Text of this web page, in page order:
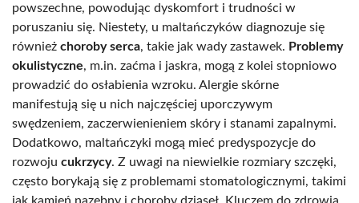
powszechne, powodując dyskomfort i trudności w
poruszaniu się. Niestety, u maltańczyków diagnozuje się
również choroby serca, takie jak wady zastawek. Problemy
okulistyczne, m.in. zaćma i jaskra, mogą z kolei stopniowo
prowadzić do osłabienia wzroku. Alergie skórne
manifestują się u nich najczęściej uporczywym
swędzeniem, zaczerwienieniem skóry i stanami zapalnymi.
Dodatkowo, maltańczyki mogą mieć predyspozycje do
rozwoju cukrzycy. Z uwagi na niewielkie rozmiary szczęki,
często borykają się z problemami stomatologicznymi, takimi